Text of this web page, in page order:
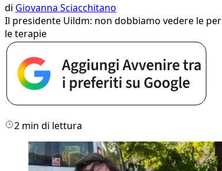
di Giovanna Sciacchitano
Il presidente Uildm: non dobbiamo vedere le
le terapie
2 min di lettura